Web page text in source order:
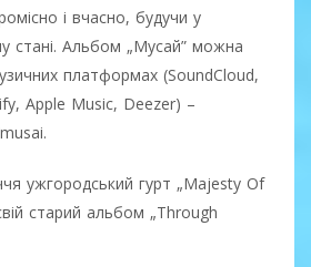
і вчасно, будучи у
стані. Альбом „Мусай” можна
платформах (SoundCloud,
Apple Music, Deezer) –
ужгородський гурт „Majesty Of
старий альбом „Through